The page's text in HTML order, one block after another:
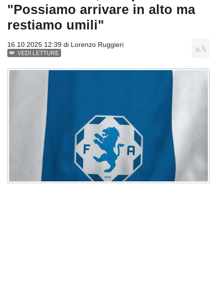
"Possiamo arrivare in alto ma
restiamo umili"
16.10.2025 12:39 di Lorenzo Ruggieri
VEDI LETTURE